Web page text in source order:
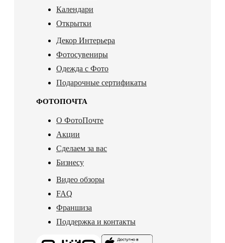
Календари
Открытки
Декор Интерьера
Фотосувениры
Одежда с Фото
Подарочные сертификаты
ФОТОПОЧТА
О ФотоПочте
Акции
Сделаем за вас
Бизнесу
Видео обзоры
FAQ
Франшиза
Поддержка и контакты